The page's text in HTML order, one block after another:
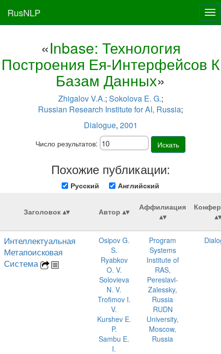
RusNLP
«Inbase: Технология
Построения Ея-Интерфейсов К
Базам Данных»
Zhigalov V.A.; Sokolova E. G.;
Russian Research Institute for AI, Russia;
Dialogue, 2001
Число результатов: Искать
Похожие публикации:
Русский Английский
Заголовок Автор Аффилиация
Интеллектуальная
Метапоисковая
Система
Osipov G.
S.
Ryabkov
O. V.
Solovieva
N. V.
Trofimov I.
V.
Kurshev E.
P.
Sambu E.
I.
Program
Systems
Institute of
RAS,
Pereslavl-
Zalessky,
Russia
RUDN
University,
Moscow,
Russia